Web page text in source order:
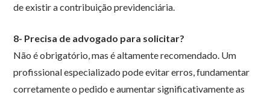
de existir a contribuição previdenciária.
8- Precisa de advogado para solicitar?
Não é obrigatório, mas é altamente recomendado. Um
profissional especializado pode evitar erros, fundamentar
corretamente o pedido e aumentar significativamente as